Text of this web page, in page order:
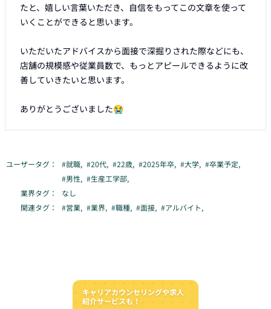
たと、嬉しい言葉いただき、自信をもってこの文章を使って
いくことができると思います。
いただいたアドバイスから面接で深掘りされた際などにも、
店舗の規模感や従業員数で、もっとアピールできるように改
善していきたいと思います。
ありがとうございました😭
ユーザータグ： #就職, #20代, #22歳, #2025年卒, #大学, #卒業予定,
#男性, #生産工学部,
業界タグ：
なし
関連タグ：
#営業, #業界, #職種, #面接, #アルバイト,
キャリアカウンセリングや求人
紹介サービスも！